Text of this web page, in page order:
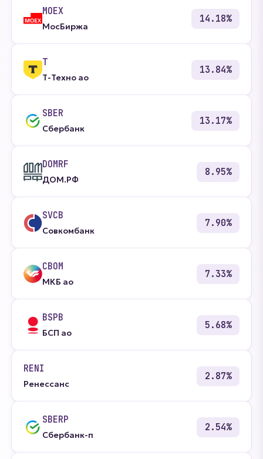
MOEX
МосБиржа
14.18%
T
Т-Техно ао
13.84%
SBER
Сбербанк
13.17%
DOMRF
ДОМ.РФ
8.95%
SVCB
Совкомбанк
7.90%
CBOM
МКБ ао
7.33%
BSPB
БСП ао
5.68%
RENI
Ренессанс
2.87%
SBERP
Сбербанк-п
2.54%